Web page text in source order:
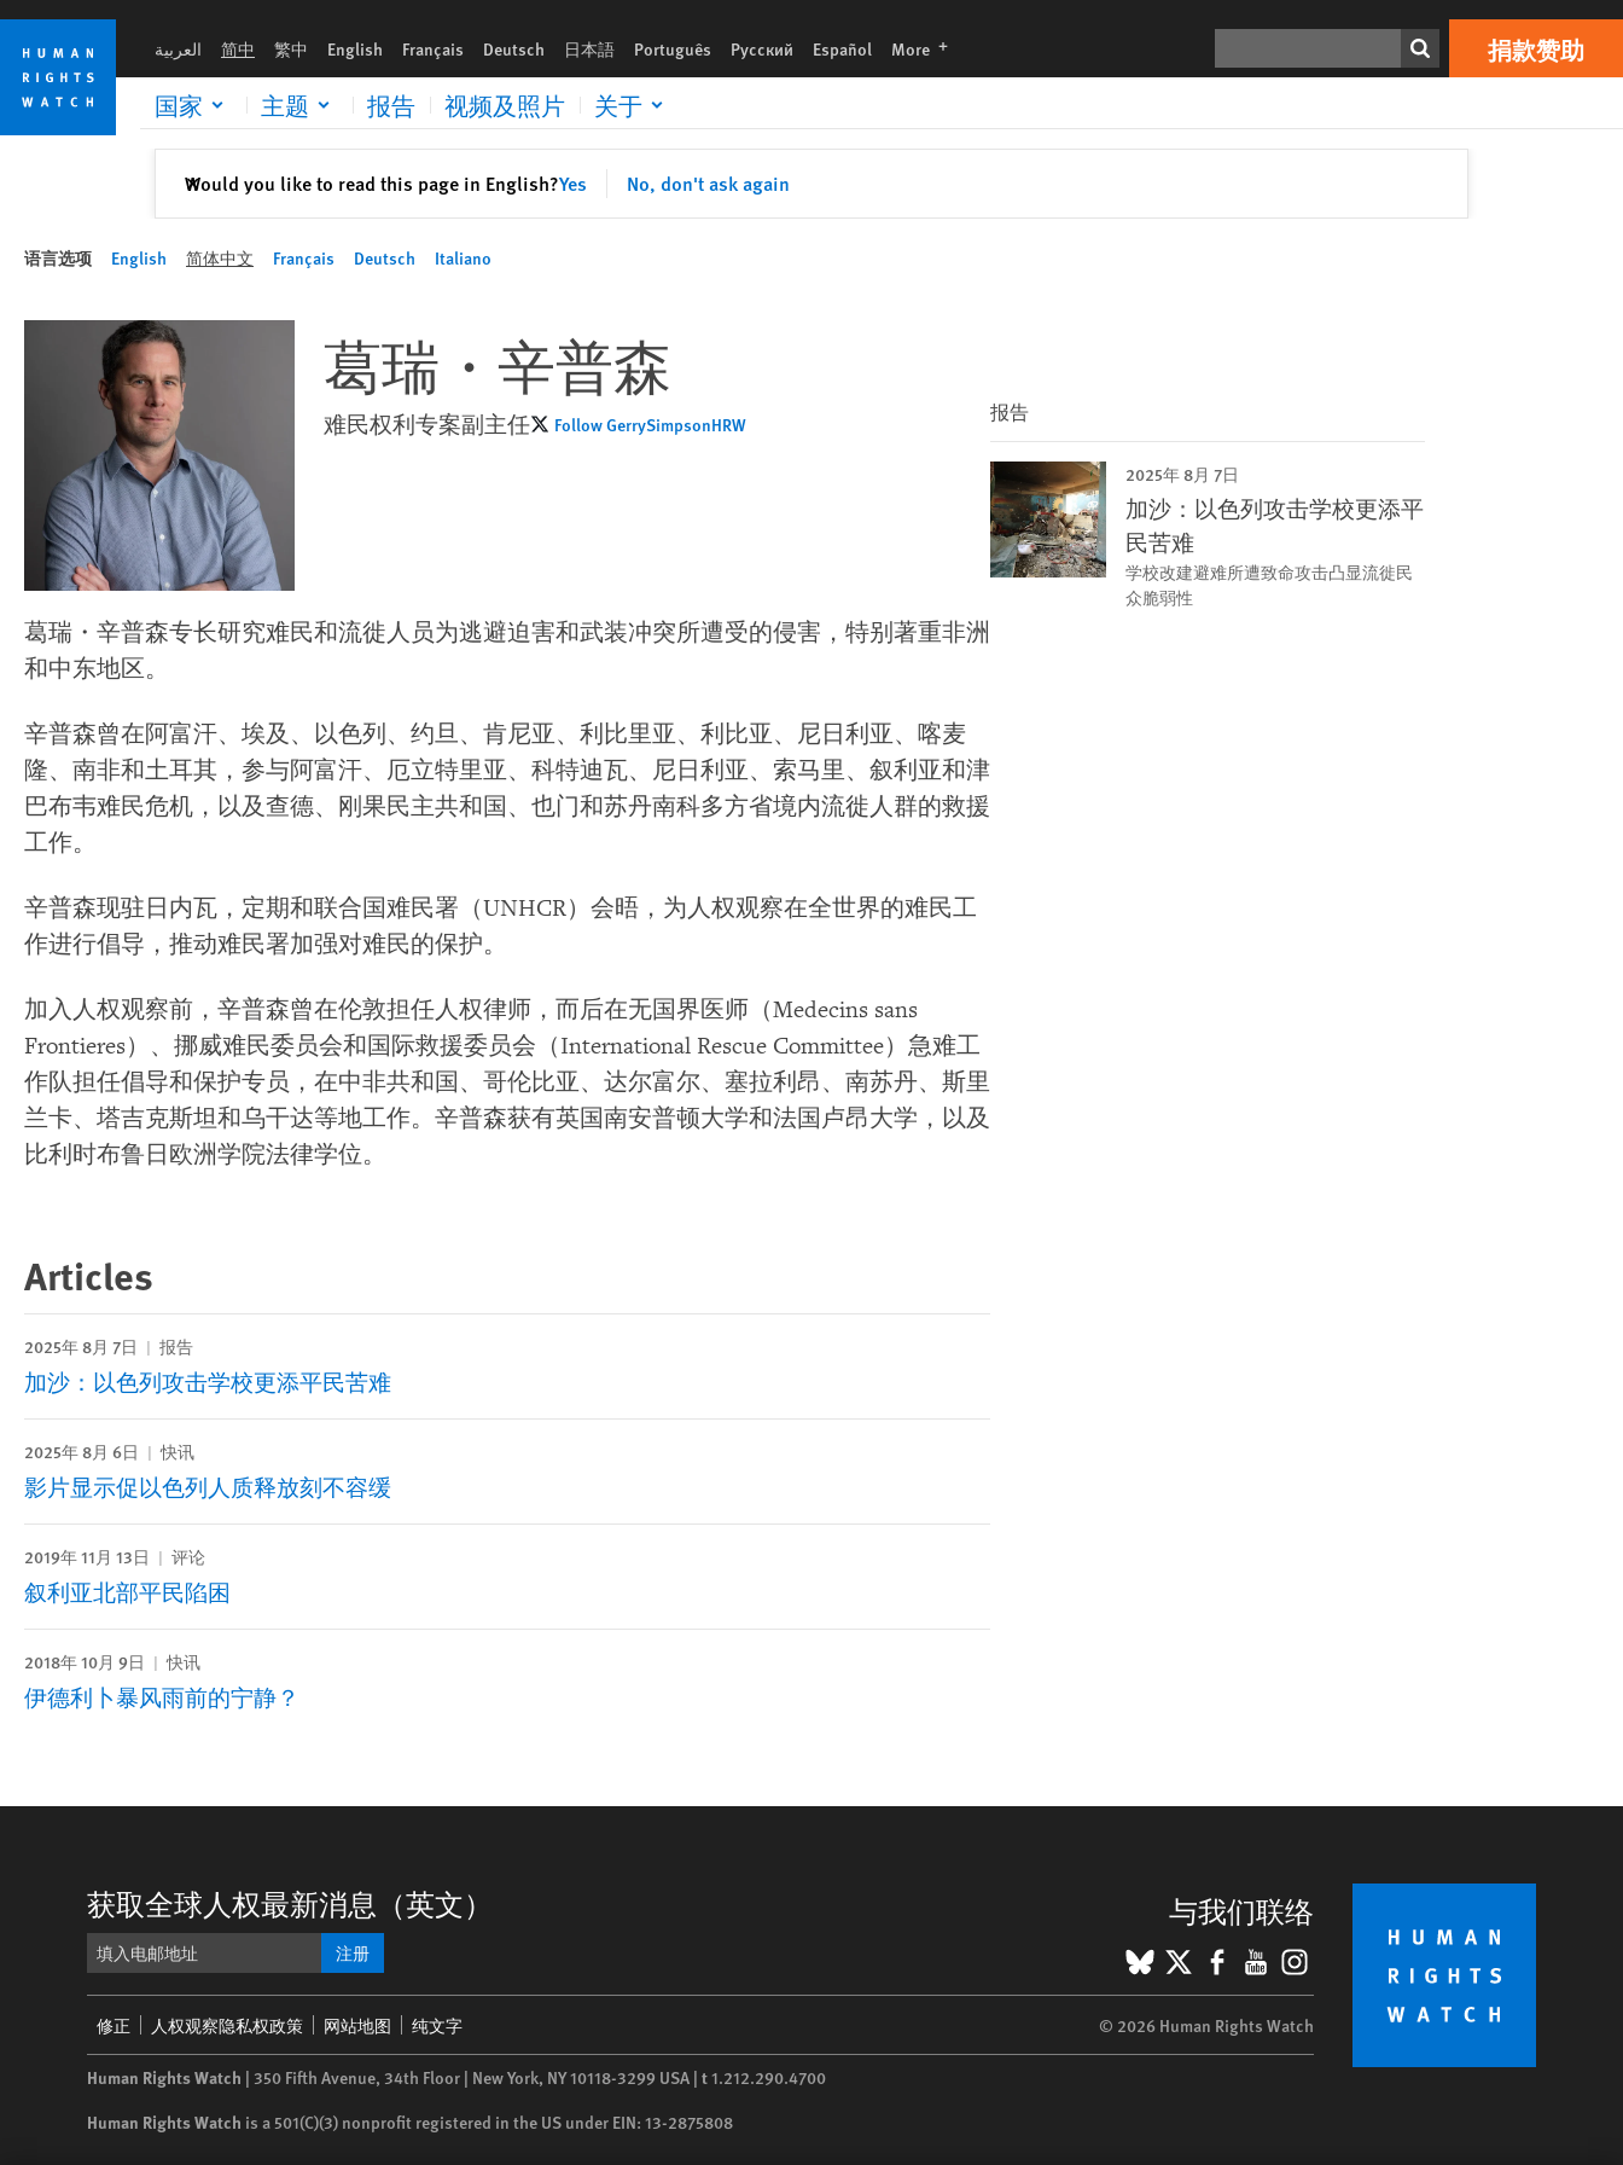
Skip
cookie
privacy
notice
Skip
main
content
العربية 简中 繁中 English Français Deutsch 日本語 Português Русский Español More languages 捐款赞助
国家 主题 报告 视频及照片 关于
Would you like to read this page in English?Yes No, don't ask again
✕关闭
语言选项 English 简体中文 Français Deutsch Italiano
葛瑞・辛普森
难民权利专案副主任 Follow GerrySimpsonHRW
葛瑞・辛普森专长研究难民和流徙人员为逃避迫害和武装冲突所遭受的侵害，特别著重非洲
和中东地区。
辛普森曾在阿富汗、埃及、以色列、约旦、肯尼亚、利比里亚、利比亚、尼日利亚、喀麦
隆、南非和土耳其，参与阿富汗、厄立特里亚、科特迪瓦、尼日利亚、索马里、叙利亚和津
巴布韦难民危机，以及查德、刚果民主共和国、也门和苏丹南科多方省境内流徙人群的救援
工作。
辛普森现驻日内瓦，定期和联合国难民署（UNHCR）会晤，为人权观察在全世界的难民工
作进行倡导，推动难民署加强对难民的保护。
加入人权观察前，辛普森曾在伦敦担任人权律师，而后在无国界医师（Medecins sans
Frontieres）、挪威难民委员会和国际救援委员会（International Rescue Committee）急难工
作队担任倡导和保护专员，在中非共和国、哥伦比亚、达尔富尔、塞拉利昂、南苏丹、斯里
兰卡、塔吉克斯坦和乌干达等地工作。辛普森获有英国南安普顿大学和法国卢昂大学，以及
比利时布鲁日欧洲学院法律学位。
Articles
2025年 8月 7日 报告
加沙：以色列攻击学校更添平民苦难
2025年 8月 6日 快讯
影片显示促以色列人质释放刻不容缓
2019年 11月 13日 评论
叙利亚北部平民陷困
2018年 10月 9日 快讯
伊德利卜暴风雨前的宁静？
报告
2025年 8月 7日
加沙：以色列攻击学校更添平
民苦难
学校改建避难所遭致命攻击凸显流徙民
众脆弱性
获取全球人权最新消息（英文）
注册
与我们联络
BlueSky
X Facebook
YouTube
Instagram
menu
修正 人权观察隐私权政策 网站地图 纯文字 © 2026 Human Rights Watch
Human Rights Watch | 350 Fifth Avenue, 34th Floor | New York, NY10118-3299 USA | t1.212.290.4700
Human Rights Watch is a 501(C)(3) nonprofit registered in the US under EIN: 13-2875808